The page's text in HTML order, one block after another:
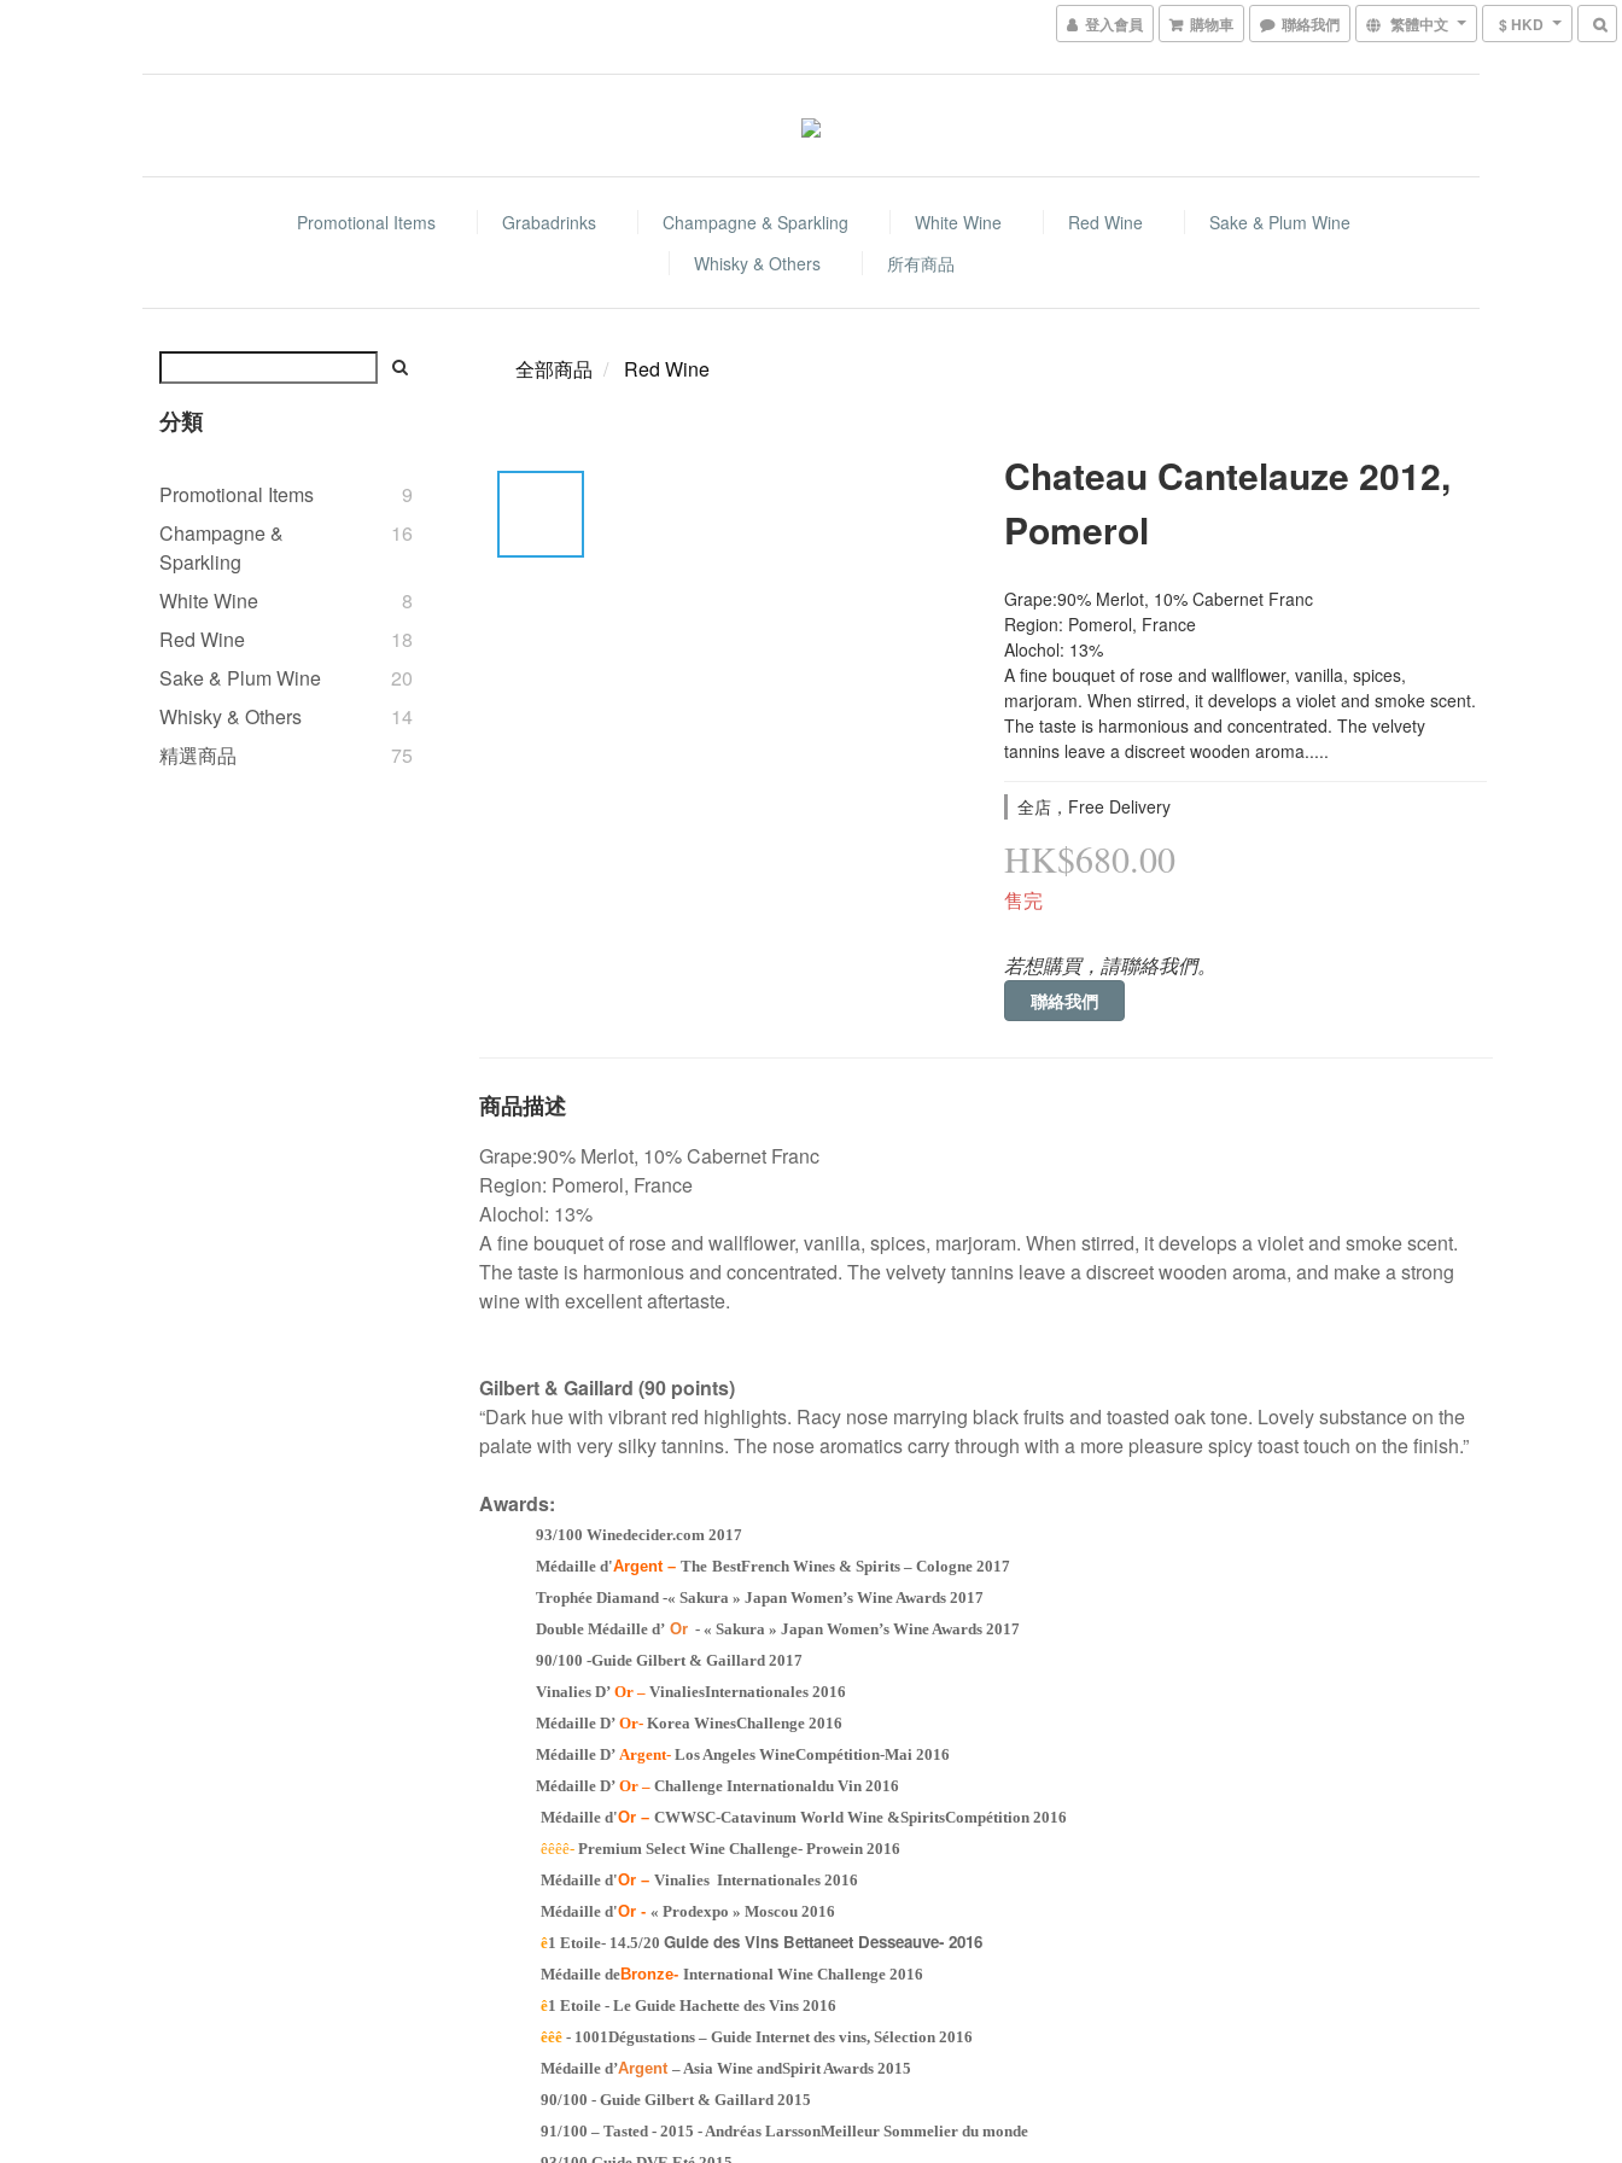
登入會員 購物車 聯絡我們 繁體中文 $ HKD
Promotional Items Grabadrinks Champagne & Sparkling White Wine Red Wine
Sake & Plum Wine
Whisky & Others
所有商品
分類
Promotional Items
9
Champagne &
Sparkling
16
White Wine
8
Red Wine
18
Sake & Plum Wine
20
Whisky & Others
14
精選商品
75
全部商品 Red Wine
Chateau Cantelauze 2012,
Pomerol
Grape:90% Merlot, 10% Cabernet Franc
Region: Pomerol, France
Alochol: 13%
A fine bouquet of rose and wallflower, vanilla, spices,
marjoram. When stirred, it develops a violet and smoke scent.
The taste is harmonious and concentrated. The velvety
tannins leave a discreet wooden aroma.....
全店，Free Delivery
HK$680.00
售完
若想購買，請聯絡我們。
聯絡我們
商品描述
Grape:90% Merlot, 10% Cabernet Franc
Region: Pomerol, France
Alochol: 13%
A fine bouquet of rose and wallflower, vanilla, spices, marjoram. When stirred, it develops a violet and smoke scent.
The taste is harmonious and concentrated. The velvety tannins leave a discreet wooden aroma, and make a strong
wine with excellent aftertaste.
Gilbert & Gaillard (90 points)
“Dark hue with vibrant red highlights. Racy nose marrying black fruits and toasted oak tone. Lovely substance on the
palate with very silky tannins. The nose aromatics carry through with a more pleasure spicy toast touch on the finish.”
Awards:
93/100 Winedecider.com 2017
Médaille d'Argent –The BestFrench Wines & Spirits – Cologne 2017
Trophée Diamand -« Sakura » Japan Women’s Wine Awards 2017
Double Médaille d’ Or - « Sakura » Japan Women’s Wine Awards 2017
90/100 -Guide Gilbert & Gaillard 2017
Vinalies D’ Or –VinaliesInternationales 2016
Médaille D’ Or-Korea WinesChallenge 2016
Médaille D’ Argent-Los Angeles WineCompétition-Mai 2016
Médaille D’ Or –Challenge Internationaldu Vin 2016
Médaille d'Or – CWWSC-Catavinum World Wine &SpiritsCompétition 2016
êêêê- Premium Select Wine Challenge- Prowein 2016
Médaille d'Or – Vinalies Internationales 2016
Médaille d'Or - « Prodexpo » Moscou 2016
ê1 Etoile- 14.5/20 Guide des Vins Bettaneet Desseauve- 2016
Médaille deBronze- International Wine Challenge 2016
ê1 Etoile - Le Guide Hachette des Vins 2016
êêê - 1001Dégustations – Guide Internet des vins, Sélection 2016
Médaille d’Argent – Asia Wine andSpirit Awards 2015
90/100 - Guide Gilbert & Gaillard 2015
91/100 – Tasted - 2015 - Andréas LarssonMeilleur Sommelier du monde